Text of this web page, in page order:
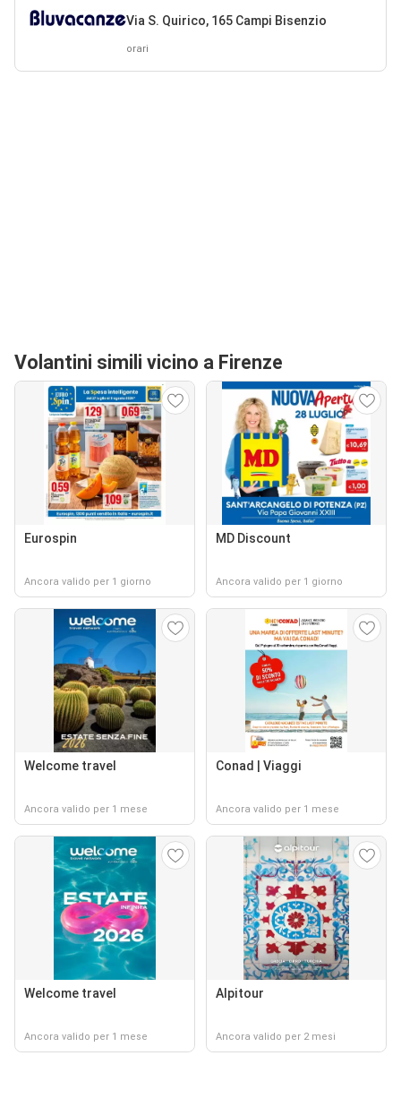
Via S. Quirico, 165 Campi Bisenzio
orari
Volantini simili vicino a Firenze
Eurospin
Ancora valido per 1 giorno
MD Discount
Ancora valido per 1 giorno
Welcome travel
Ancora valido per 1 mese
Conad | Viaggi
Ancora valido per 1 mese
Welcome travel
Ancora valido per 1 mese
Alpitour
Ancora valido per 2 mesi